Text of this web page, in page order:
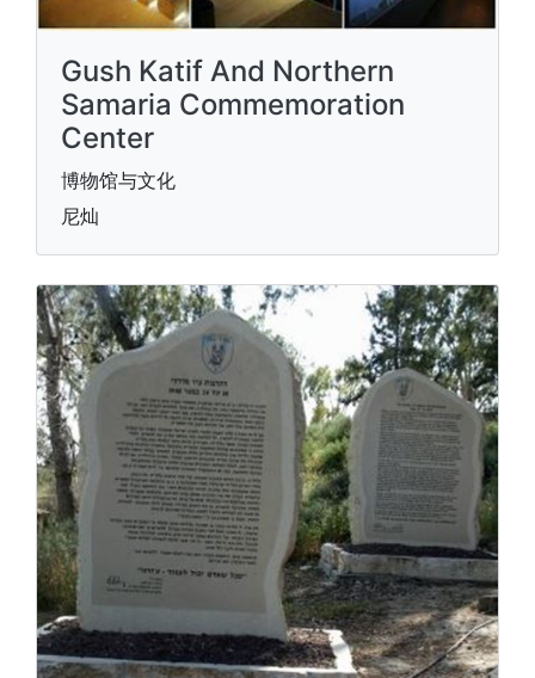
Gush Katif And Northern
Samaria Commemoration
Center
博物馆与文化
尼灿